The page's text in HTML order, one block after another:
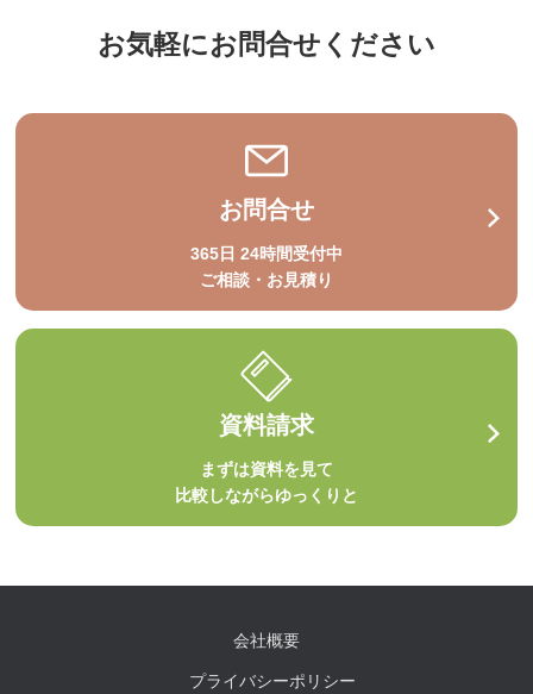
お気軽にお問合せください
お問合せ
365日 24時間受付中
ご相談・お見積り
資料請求
まずは資料を見て
比較しながらゆっくりと
会社概要
プライバシーポリシー